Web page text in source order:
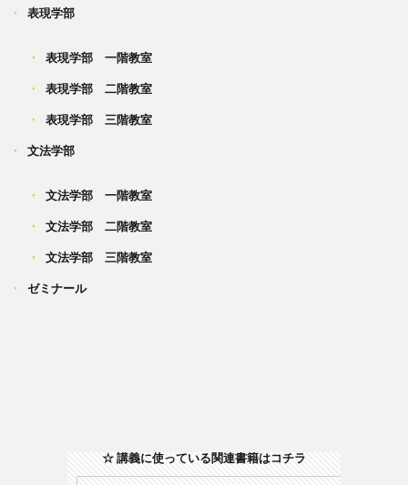
表現学部
表現学部 一階教室
表現学部 二階教室
表現学部 三階教室
文法学部
文法学部 一階教室
文法学部 二階教室
文法学部 三階教室
ゼミナール
☆ 講義に使っている関連書籍はコチラ